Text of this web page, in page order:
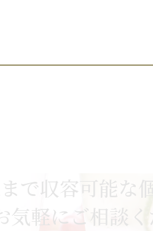
容可能な個
気軽にご相談